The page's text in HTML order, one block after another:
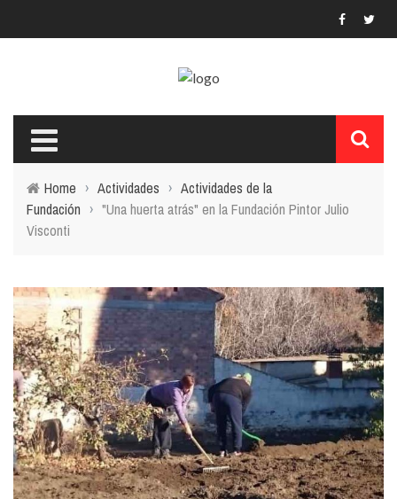
Home › Actividades › Actividades de la
Fundación › "Una huerta atrás" en la Fundación Pintor Julio
Visconti